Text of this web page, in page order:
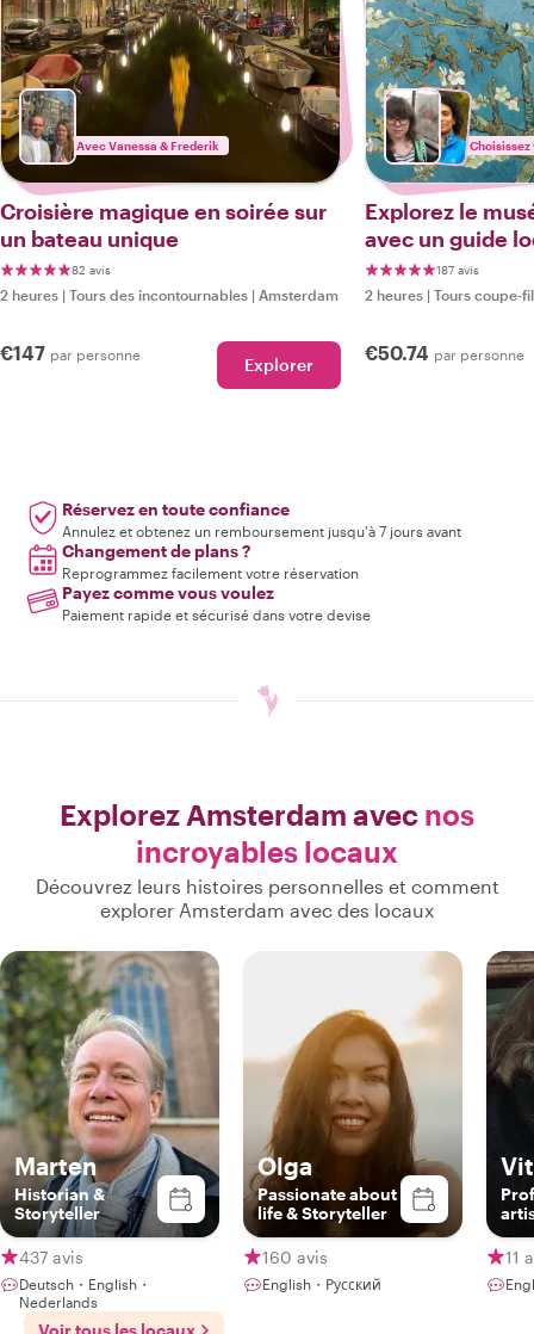
Avec Vanessa & Frederik
Croisière magique en soirée sur
un bateau unique
82 avis
2 heures | Tours des incontournables | Amsterdam
€147 par personne Explorer
Explorez le
avec un guide
187 avis
2 heures | Tours coupe-
€50.74 par personne
Réservez en toute confiance
Annulez et obtenez un remboursement jusqu'à 7 jours avant
Changement de plans ?
Reprogrammez facilement votre réservation
Payez comme vous voulez
Paiement rapide et sécurisé dans votre devise
Explorez Amsterdam avec nos
incroyables locaux
Découvrez leurs histoires personnelles et comment
explorer Amsterdam avec des locaux
Marten
Historian &
Storyteller
437 avis
Deutsch・English・
Nederlands
Olga
Passionate about
life & Storyteller
160 avis
English・Русский
11
Voir tous les locaux